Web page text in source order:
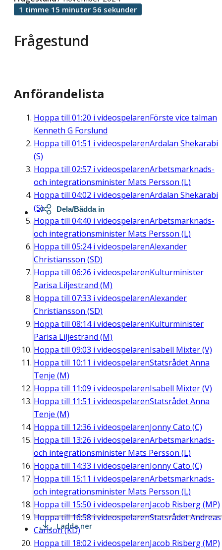
Frågestund
1 timme 15 minuter 56 sekunder
Anförandelista
Hoppa till 01:20 i videospelarenFörste vice talman
Kenneth G Forslund
Hoppa till 01:51 i videospelarenArdalan Shekarabi
(S)
Hoppa till 02:57 i videospelarenArbetsmarknads-
och integrationsminister Mats Persson (L)
Hoppa till 04:02 i videospelarenArdalan Shekarabi
(S)
Hoppa till 04:40 i videospelarenArbetsmarknads-
och integrationsminister Mats Persson (L)
Hoppa till 05:24i videospelarenAlexander
Christiansson (SD)
Hoppa till 06:26 i videospelarenKulturminister
Parisa Liljestrand (M)
Hoppa till 07:33 i videospelarenAlexander
Christiansson (SD)
Hoppa till 08:14i videospelarenKulturminister
Parisa Liljestrand (M)
Hoppa till 09:03 i videospelarenIsabell Mixter (V)
Hoppa till 10:11 i videospelarenStatsrådet Anna
Tenje (M)
Hoppa till 11:09 i videospelarenIsabell Mixter (V)
Hoppa till 11:51 i videospelarenStatsrådet Anna
Tenje (M)
Hoppa till 12:36 i videospelarenJonny Cato (C)
Hoppa till 13:26 i videospelarenArbetsmarknads-
och integrationsminister Mats Persson (L)
Hoppa till 14:33 i videospelarenJonny Cato (C)
Hoppa till 15:11 i videospelarenArbetsmarknads-
och integrationsminister Mats Persson (L)
Hoppa till 15:50 i videospelarenJacob Risberg (MP)
Hoppa till16:58i videospelarenStatsrådet Andreas
Carlson (KD)
Hoppa till 18:02 i videospelarenJacob Risberg (MP)
Dela/Bädda in
Ladda ner